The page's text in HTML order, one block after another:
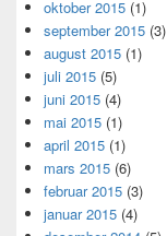
oktober 2015 (1)
september 2015 (3)
august 2015 (1)
juli 2015 (5)
juni 2015 (4)
mai 2015 (1)
april 2015 (1)
mars 2015 (6)
februar 2015 (3)
januar 2015 (4)